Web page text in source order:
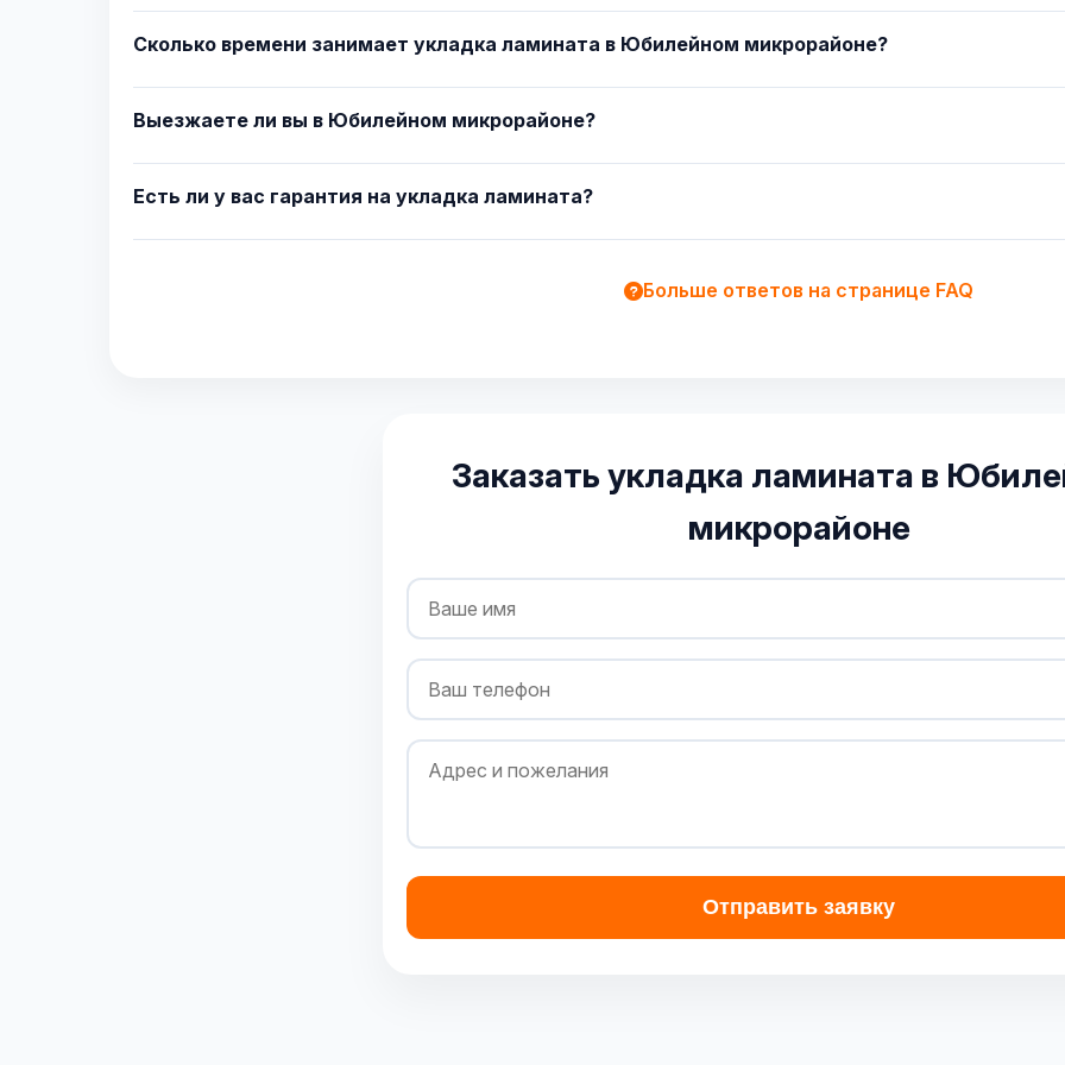
Сколько времени занимает укладка ламината в Юбилейном микрорайоне?
Выезжаете ли вы в Юбилейном микрорайоне?
Есть ли у вас гарантия на укладка ламината?
Больше ответов на странице FAQ
Заказать укладка ламината в
микрорайоне
Отправить заявку